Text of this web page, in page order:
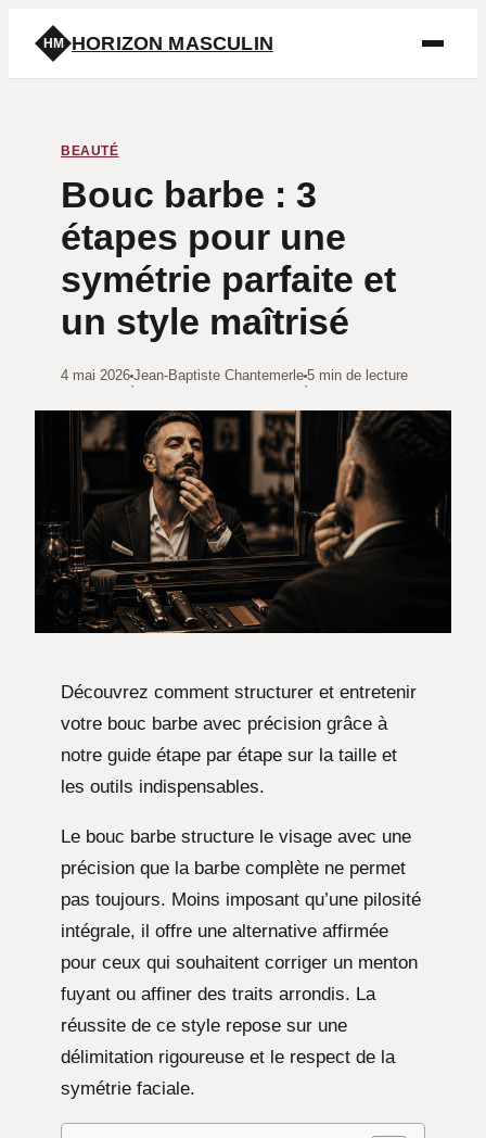
HM HORIZON MASCULIN
BEAUTÉ
Bouc barbe : 3
étapes pour une
symétrie parfaite et
un style maîtrisé
4 mai 2026
·
Jean-Baptiste Chantemerle
·
5 min de lecture
Découvrez comment structurer et entretenir
votre bouc barbe avec précision grâce à
notre guide étape par étape sur la taille et
les outils indispensables.
Le bouc barbe structure le visage avec une
précision que la barbe complète ne permet
pas toujours. Moins imposant qu’une pilosité
intégrale, il offre une alternative affirmée
pour ceux qui souhaitent corriger un menton
fuyant ou affiner des traits arrondis. La
réussite de ce style repose sur une
délimitation rigoureuse et le respect de la
symétrie faciale.